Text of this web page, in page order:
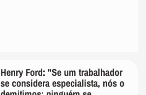
Henry Ford: "Se um trabalhador
se considera especialista, nós o